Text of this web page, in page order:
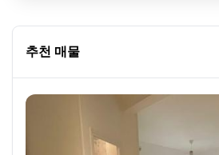
추천 매물